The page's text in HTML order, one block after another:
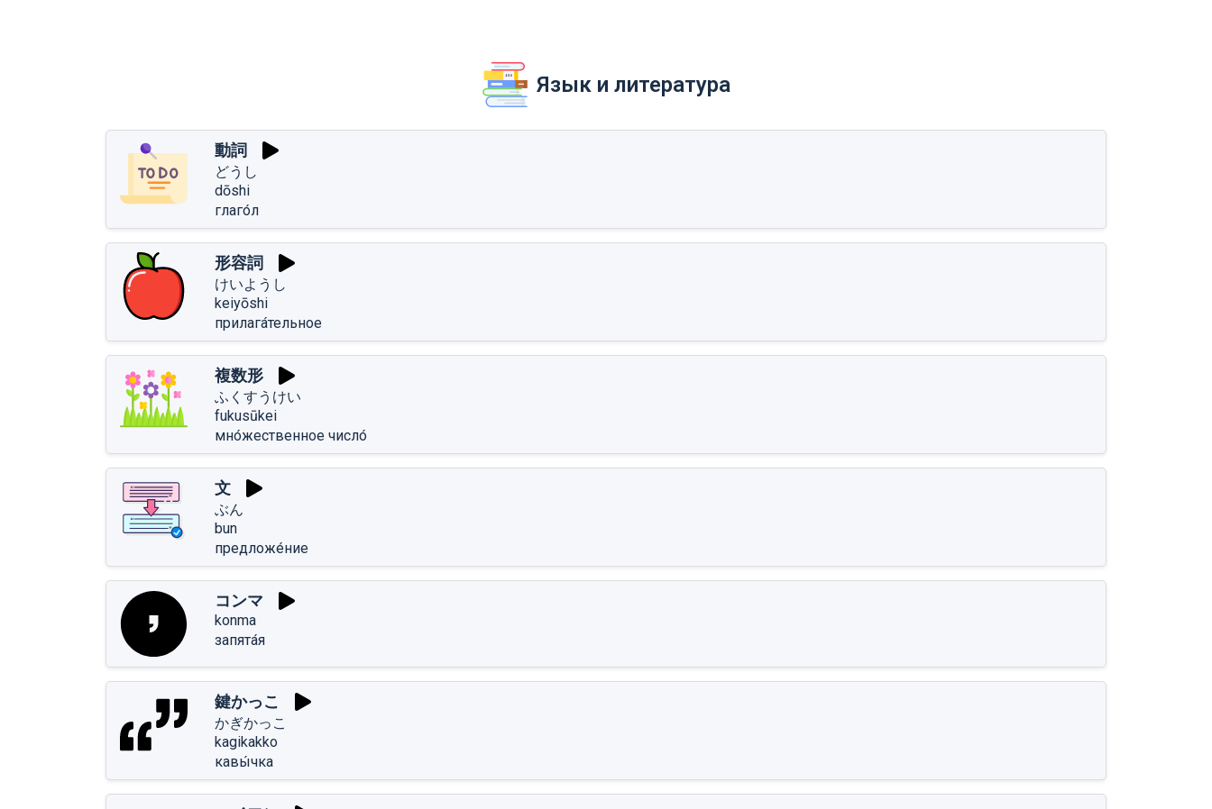
Язык и литература
動詞
どうし
dōshi
глаго́л
形容詞
けいようし
keiyōshi
прилага́тельное
複数形
ふくすうけい
fukusūkei
мно́жественное число́
文
ぶん
bun
предложе́ние
コンマ
konma
запята́я
鍵かっこ
かぎかっこ
kagikakko
кавы́чка